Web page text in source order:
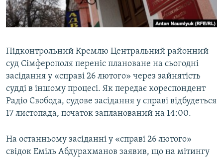
ПОДКАСТИ
РУС
УКР
КТАТ
ДОЛУЧАЙСЯ!
Підконтрольний Кремлю Центральний районний
суд Сімферополя переніс плановане на сьогодні
засідання у «справі 26 лютого» через зайнятість
судді в іншому процесі. Як передає кореспондент
Радіо Свобода, судове засідання у справі відбудеться
17 листопада, початок запланований на 14:00.
На останньому засіданні у «справі 26 лютого»
свідок Еміль Абдурахманов заявив, що на мітингу